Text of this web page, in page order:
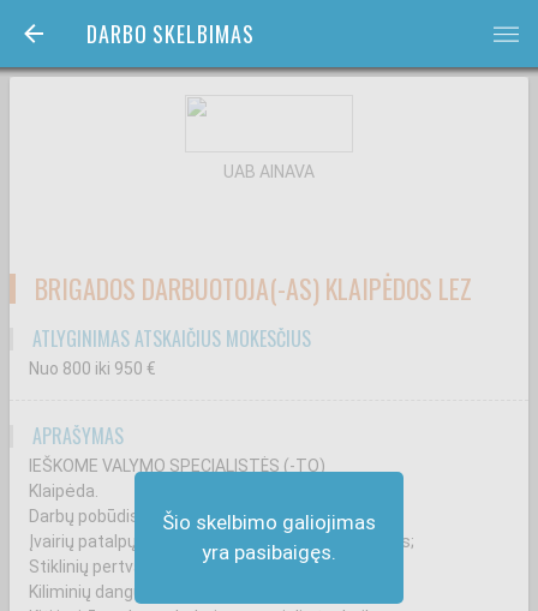
DARBO SKELBIMAS bars
Šio skelbimo galiojimas
yra pasibaigęs.
UAB AINAVA
BRIGADOS DARBUOTOJA(-AS) KLAIPĖDOS LEZ
ATLYGINIMAS ATSKAIČIUS MOKESČIUS
Nuo 800 iki 950 €
APRAŠYMAS
IEŠKOME VALYMO SPECIALISTĖS (-TO)
Klaipėda.
Darbų pobūdis:
Įvairių patalpų generalinis ir po statybinis valymas;
Stiklinių pertvarų, langų ir fasadų valymas;
Kiliminių dangų plovimas - valymas;